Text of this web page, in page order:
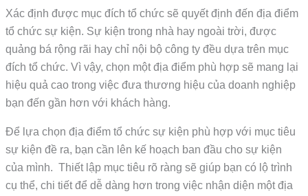
Xác định được mục đích tổ chức sẽ quyết định đến địa điểm
tổ chức sự kiện. Sự kiện trong nhà hay ngoài trời, được
quảng bá rộng rãi hay chỉ nội bộ công ty đều dựa trên mục
đích tổ chức. Vì vậy, chọn một địa điểm phù hợp sẽ mang lại
hiệu quả cao trong việc đưa thương hiệu của doanh nghiệp
bạn đến gần hơn với khách hàng.
Để lựa chọn địa điểm tổ chức sự kiện phù hợp với mục tiêu
sự kiện đề ra, bạn cần lên kế hoạch ban đầu cho sự kiện
của mình. Thiết lập mục tiêu rõ ràng sẽ giúp bạn có lộ trình
cụ thể, chi tiết để dễ dàng hơn trong việc nhận diện một địa